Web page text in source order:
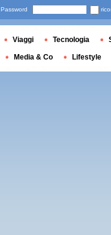
Password
Viaggi Tecnologia
Media & Co Lifestyle